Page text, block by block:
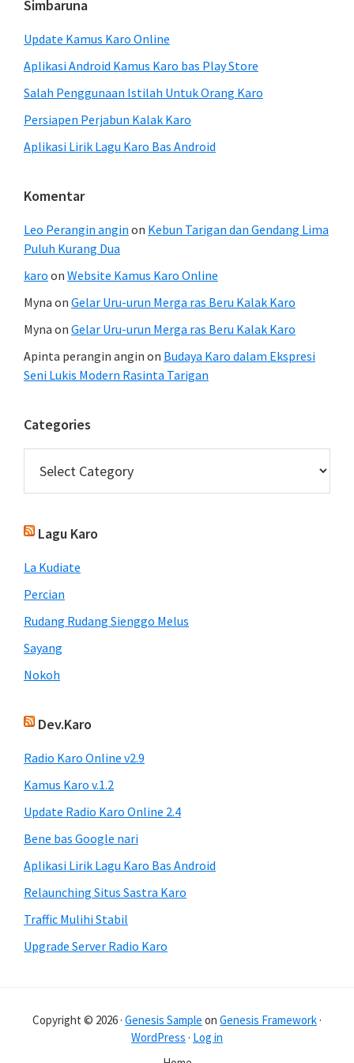
Simbaruna
Update Kamus Karo Online
Aplikasi Android Kamus Karo bas Play Store
Salah Penggunaan Istilah Untuk Orang Karo
Persiapen Perjabun Kalak Karo
Aplikasi Lirik Lagu Karo Bas Android
Komentar
Leo Perangin angin on Kebun Tarigan dan Gendang Lima
Puluh Kurang Dua
karo on Website Kamus Karo Online
Myna on Gelar Uru-urun Merga ras Beru Kalak Karo
Myna on Gelar Uru-urun Merga ras Beru Kalak Karo
Apinta perangin angin on Budaya Karo dalam Ekspresi
Seni Lukis Modern Rasinta Tarigan
Categories
Lagu Karo
La Kudiate
Percian
Rudang Rudang Sienggo Melus
Sayang
Nokoh
Dev.Karo
Radio Karo Online v2.9
Kamus Karo v.1.2
Update Radio Karo Online 2.4
Bene bas Google nari
Aplikasi Lirik Lagu Karo Bas Android
Relaunching Situs Sastra Karo
Traffic Mulihi Stabil
Upgrade Server Radio Karo
Copyright © 2026 · Genesis Sample on Genesis Framework ·
WordPress · Log in